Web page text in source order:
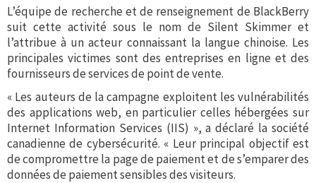
L’équipe de recherche et de renseignement de BlackBerry
suit cette activité sous le nom de Silent Skimmer et
l’attribue à un acteur connaissant la langue chinoise. Les
principales victimes sont des entreprises en ligne et des
fournisseurs de services de point de vente.
« Les auteurs de la campagne exploitent les vulnérabilités
des applications web, en particulier celles hébergées sur
Internet Information Services (IIS) », a déclaré la société
canadienne de cybersécurité. « Leur principal objectif est
de compromettre la page de paiement et de s’emparer des
données de paiement sensibles des visiteurs.